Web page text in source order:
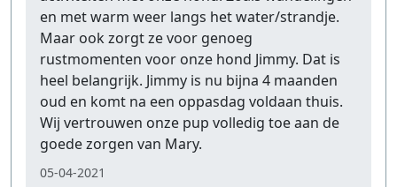
en met warm weer langs het water/strandje.
Maar ook zorgt ze voor genoeg
rustmomenten voor onze hond Jimmy. Dat is
heel belangrijk. Jimmy is nu bijna 4 maanden
oud en komt na een oppasdag voldaan thuis.
Wij vertrouwen onze pup volledig toe aan de
goede zorgen van Mary.
05-04-2021